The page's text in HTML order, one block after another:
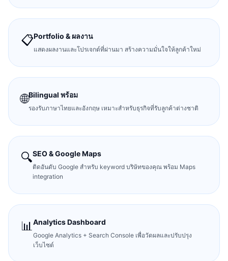
📋Portfolio & ผลงาน
แสดงผลงานและโปรเจกต์ที่ผ่านมา สร้างความมั่นใจให้ลูกค้าใหม่
🌐Bilingual พร้อม
รองรับภาษาไทยและอังกฤษ เหมาะสำหรับธุรกิจที่รับลูกค้าต่างชาติ
🔍SEO & Google Maps
ติดอันดับ Google สำหรับ keyword บริษัทของคุณ พร้อม Maps
integration
📊Analytics Dashboard
Google Analytics + Search Console เพื่อวัดผลและปรับปรุง
เว็บไซต์